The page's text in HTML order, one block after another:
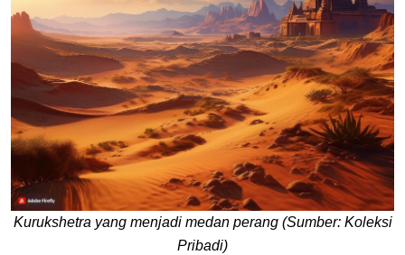
Kurukshetra yang menjadi medan perang (Sumber: Koleksi
Pribadi)